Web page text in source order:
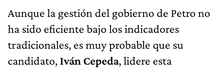
Aunque la gestión del gobierno de Petro no
ha sido eficiente bajo los indicadores
tradicionales, es muy probable que su
candidato, Iván Cepeda, lidere esta